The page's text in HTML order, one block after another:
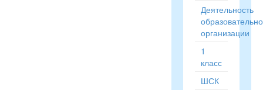
Деятельность
организации
1
класс
ШСК